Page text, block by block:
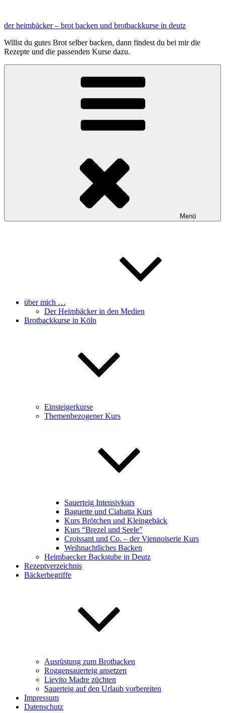
springen
der heimbäcker – brot backen und brotbackkurse in deutz
Willst du gutes Brot selber backen, dann findest du bei mir die
Rezepte und die passenden Kurse dazu.
Menü
über mich …
Der Heimbäcker in den Medien
Brotbackkurse in Köln
Einsteigerkurse
Themenbezogener Kurs
Sauerteig Intensivkurs
Baguette und Ciabatta Kurs
Kurs Brötchen und Kleingebäck
Kurs “Brezel und Seele”
Croissant und Co. – der Viennoiserie Kurs
Weihnachtliches Backen
Heimbaecker Backstube in Deutz
Rezeptverzeichnis
Bäckerbegriffe
Ausrüstung zum Brotbacken
Roggensauerteig ansetzen
Lievito Madre züchten
Sauerteig auf den Urlaub vorbereiten
Impressum
Datenschutz